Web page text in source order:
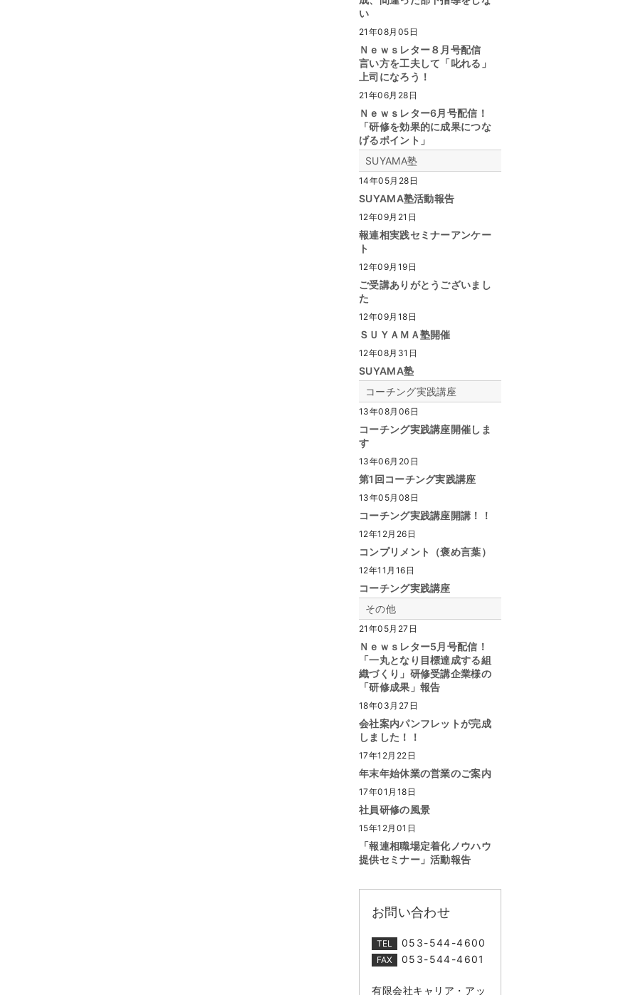
い
21年08月05日
Ｎｅｗｓレター８月号配信
言い方を工夫して「叱れる」
上司になろう！
21年06月28日
Ｎｅｗｓレター6月号配信！
「研修を効果的に成果につな
げるポイント」
SUYAMA塾
14年05月28日
SUYAMA塾活動報告
12年09月21日
報連相実践セミナーアンケー
ト
12年09月19日
ご受講ありがとうございまし
た
12年09月18日
ＳＵＹＡＭＡ塾開催
12年08月31日
SUYAMA塾
コーチング実践講座
13年08月06日
コーチング実践講座開催しま
す
13年06月20日
第1回コーチング実践講座
13年05月08日
コーチング実践講座開講！！
12年12月26日
コンプリメント（褒め言葉）
12年11月16日
コーチング実践講座
その他
21年05月27日
Ｎｅｗｓレター5月号配信！
「一丸となり目標達成する組
織づくり」研修受講企業様の
「研修成果」報告
18年03月27日
会社案内パンフレットが完成
しました！！
17年12月22日
年末年始休業の営業のご案内
17年01月18日
社員研修の風景
15年12月01日
「報連相職場定着化ノウハウ
提供セミナー」活動報告
お問い合わせ
TEL 053-544-4600
FAX 053-544-4601
有限会社キャリア・アッ